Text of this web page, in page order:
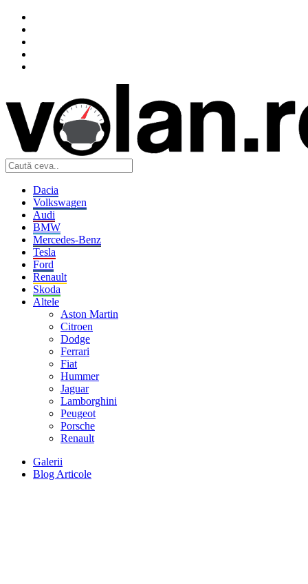
Dacia
Volkswagen
Audi
BMW
Mercedes-Benz
Tesla
Ford
Renault
Skoda
Altele
Aston Martin
Citroen
Dodge
Ferrari
Fiat
Hummer
Jaguar
Lamborghini
Peugeot
Porsche
Renault
Galerii
Blog Articole